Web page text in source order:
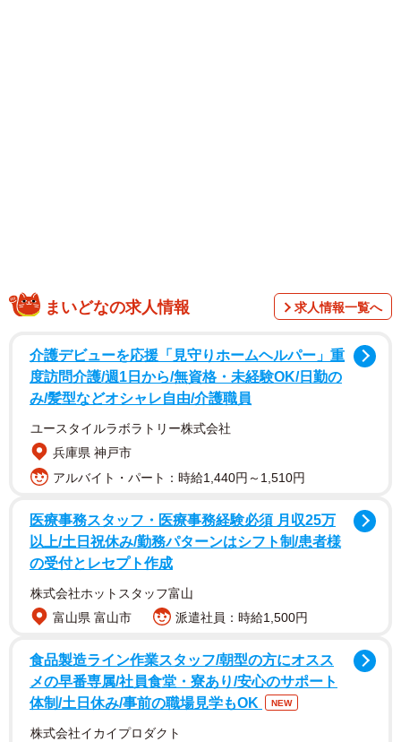
まいどなの求人情報 求人情報一覧へ
介護デビューを応援「見守りホームヘルパー」重
度訪問介護/週1日から/無資格・未経験OK/日勤の
み/髪型などオシャレ自由/介護職員
ユースタイルラボラトリー株式会社
兵庫県 神戸市
アルバイト・パート：時給1,440円～1,510円
医療事務スタッフ・医療事務経験必須 月収25万
以上/土日祝休み/勤務パターンはシフト制/患者様
の受付とレセプト作成
株式会社ホットスタッフ富山
富山県 富山市
派遣社員：時給1,500円
食品製造ライン作業スタッフ/朝型の方にオスス
メの早番専属/社員食堂・寮あり/安心のサポート
体制/土日休み/事前の職場見学もOK
NEW
株式会社イカイプロダクト